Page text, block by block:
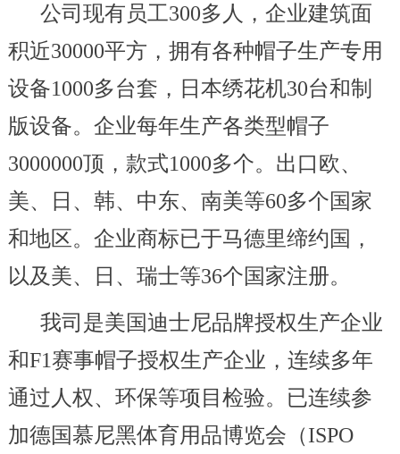
公司现有员工300多人，企业建筑面
积近30000平方，拥有各种帽子生产专用
设备1000多台套，日本绣花机30台和制
版设备。企业每年生产各类型帽子
3000000顶，款式1000多个。出口欧、
美、日、韩、中东、南美等60多个国家
和地区。企业商标已于马德里缔约国，
以及美、日、瑞士等36个国家注册。
我司是美国迪士尼品牌授权生产企业
和F1赛事帽子授权生产企业，连续多年
通过人权、环保等项目检验。已连续参
加德国慕尼黑体育用品博览会（ISPO